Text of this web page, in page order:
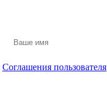
Соглашения пользователя